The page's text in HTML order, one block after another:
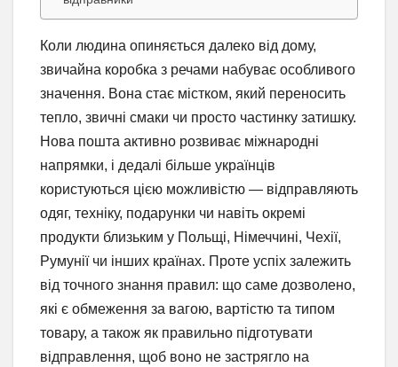
Коли людина опиняється далеко від дому,
звичайна коробка з речами набуває особливого
значення. Вона стає містком, який переносить
тепло, звичні смаки чи просто частинку затишку.
Нова пошта активно розвиває міжнародні
напрямки, і дедалі більше українців
користуються цією можливістю — відправляють
одяг, техніку, подарунки чи навіть окремі
продукти близьким у Польщі, Німеччині, Чехії,
Румунії чи інших країнах. Проте успіх залежить
від точного знання правил: що саме дозволено,
які є обмеження за вагою, вартістю та типом
товару, а також як правильно підготувати
відправлення, щоб воно не застрягло на